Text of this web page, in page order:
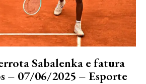
Sabalenka e fatura
– 07/06/2025 – Esporte